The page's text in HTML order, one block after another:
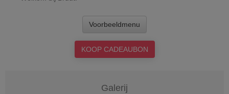
Voorbeeldmenu
KOOP CADEAUBON
Galerij